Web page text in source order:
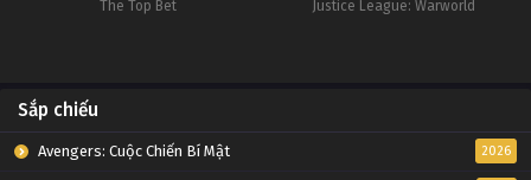
The Top Bet Justice League: Warworld
Sắp chiếu
Avengers: Cuộc Chiến Bí Mật 2026